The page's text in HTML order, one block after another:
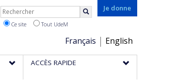
Je donne
Choix
de
la
Français English
Rechercher
Ce site Tout UdeM
ACCÈS RAPIDE